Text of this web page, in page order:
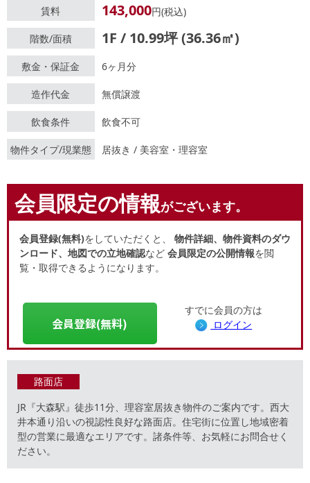
賃料 143,000円(税込)
階数/面積 1F / 10.99坪 (36.36㎡)
敷金・保証金 6ヶ月分
造作代金 無償譲渡
飲食条件 飲食不可
物件タイプ/現業態 居抜き / 美容室・理容室
会員限定の情報がございます。
会員登録(無料)をしていただくと、 物件詳細、物件資料のダウ
ンロード、地図での立地確認など 会員限定の公開情報を閲
覧・取得できるようになります。
会員登録(無料)
すでに会員の方は
ログイン
路面店
JR『大森駅』徒歩11分、理容室居抜き物件のご案内です。西大
井本通り沿いの視認性良好な路面店。住宅街に位置し地域密着
型の営業に最適なエリアです。諸条件等、お気軽にお問合せく
ださい。